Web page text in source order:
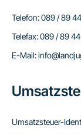
Telefon: 089 / 89
Telefax: 089 / 89 44
E-Mail:
Umsatzsteuer-